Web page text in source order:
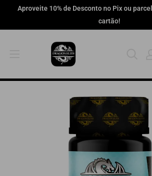
Aproveite 10% de Desconto no Pix ou
cartão!